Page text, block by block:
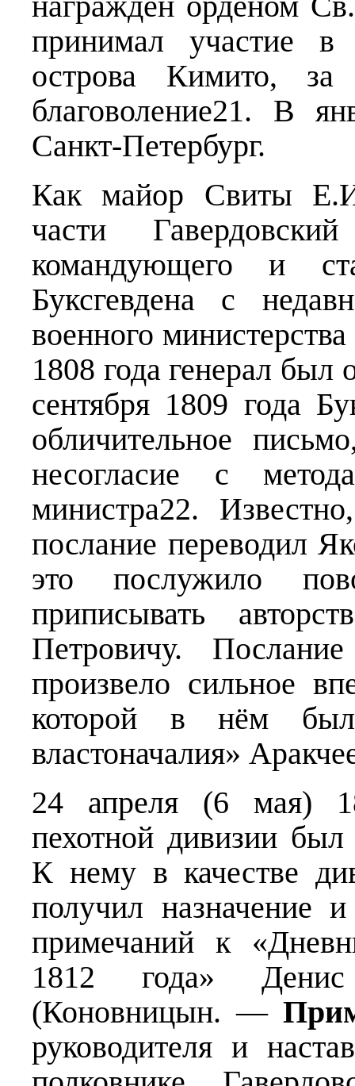
принимал участие в
острова Кимито,
благоволение21. В
Санкт-Петербург.
Как майор Свиты
части
командующего и
Буксгевдена с
военного
1808 года генерал был
сентября 1809 года
обличительное
несогласие с
министра22.
послание переводил
это послужило
приписывать
Петровичу.
произвело сильное
которой в нём
властоначалия»
24 апреля (6 мая)
пехотной дивизии
К нему в качестве
получил назначение
примечаний к
1812 года»
(Коновницын. —
руководителя и